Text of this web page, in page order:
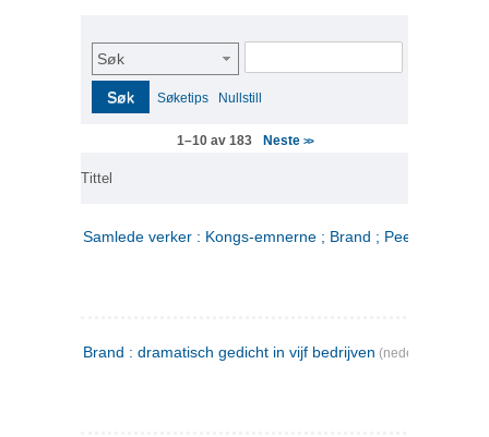
Søk
Søk Søketips Nullstill
1–10 av 183 Neste >>
Tittel
Samlede verker : Kongs-emnerne ; Brand ; Peer Gynt. 2
Brand : dramatisch gedicht in vijf bedrijven (nederlandsk)